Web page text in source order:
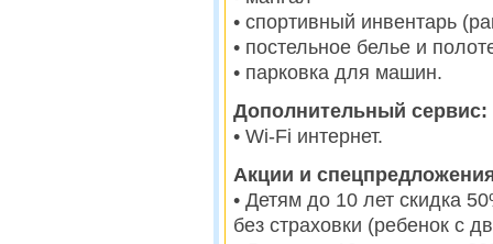
• спортивный инвентарь
• постельное белье и
• парковка для машин.
Дополнительный сервис:
• Wi-Fi интернет.
Акции и
• Детям до 10 лет скидка
без страховки (ребенок с